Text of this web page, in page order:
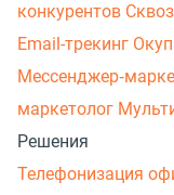
конкурентов
Email-трекинг
маркетолог
Решения
Телефонизация